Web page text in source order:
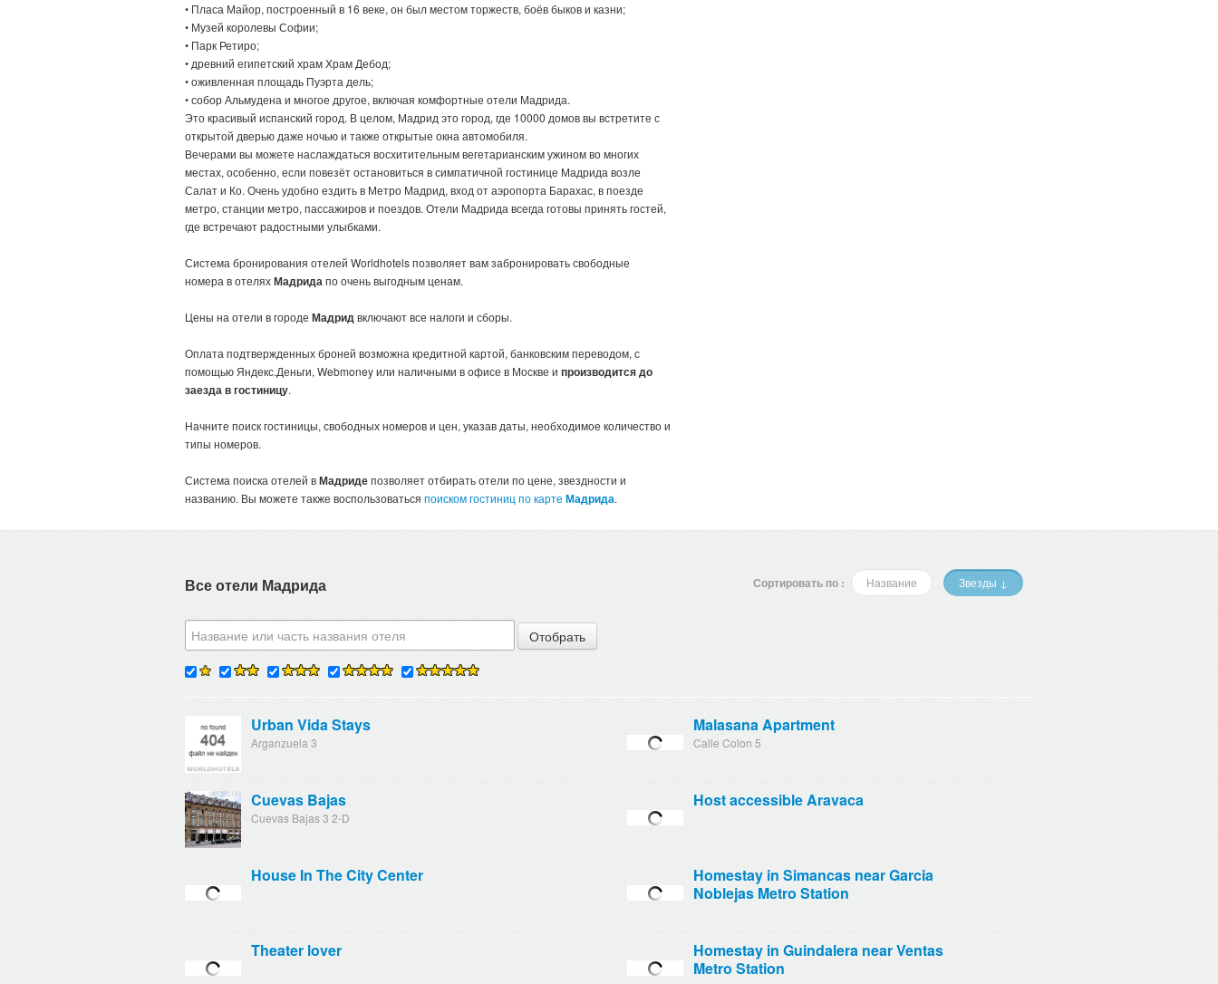
• Пласа Майор, построенный в 16 веке, он был местом торжеств, боёв быков и казни;
• Музей королевы Софии;
• Парк Ретиро;
• древний египетский храм Храм Дебод;
• оживленная площадь Пуэрта дель;
• собор Альмудена и многое другое, включая комфортные отели Мадрида.
Это красивый испанский город. В целом, Мадрид это город, где 10000 домов вы встретите с
открытой дверью даже ночью и также открытые окна автомобиля.
Вечерами вы можете наслаждаться восхитительным вегетарианским ужином во многих
местах, особенно, если повезёт остановиться в симпатичной гостинице Мадрида возле
Салат и Ко. Очень удобно ездить в Метро Мадрид, вход от аэропорта Барахас, в поезде
метро, станции метро, пассажиров и поездов. Отели Мадрида всегда готовы принять гостей,
где встречают радостными улыбками.
Система бронирования отелей Worldhotels позволяет вам забронировать свободные
номера в отеляхМадрида по очень выгодным ценам.
Цены на отели в городе Мадрид включают все налоги и сборы.
Оплата подтвержденных броней возможна кредитной картой, банковским переводом, с
помощью Яндекс.Деньги, Webmoney или наличными в офисе в Москве и производится до
заезда в гостиницу.
Начните поиск гостиницы, свободных номеров и цен, указав даты, необходимое количество и
типы номеров.
Система поиска отелей вМадридепозволяет отбирать отели по цене, звездности и
названию. Вы можете также воспользоваться поиском гостиниц по карте Мадрида.
Все отели Мадрида Сортировать по : Название Звезды ↓
Urban Vida Stays
Arganzuela 3
Malasana Apartment
Calle Colon 5
Cuevas Bajas
Cuevas Bajas 3 2-D
Host accessible Aravaca
House In The City Center
Homestay in Simancas near Garcia
Noblejas Metro Station
Theater lover
Homestay in Guindalera near Ventas
Metro Station